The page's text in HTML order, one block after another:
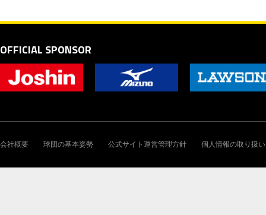
OFFICIAL SPONSOR
会社概要 球団の基本姿勢 公式サイト運営管理方針 個人情報の取り扱い